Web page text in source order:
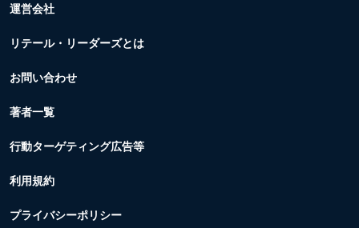
運営会社
リテール・リーダーズとは
お問い合わせ
著者一覧
行動ターゲティング広告等
利用規約
プライバシーポリシー